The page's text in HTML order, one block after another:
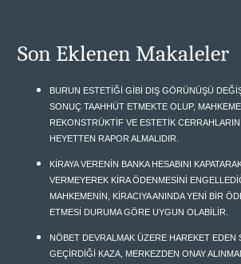
Son Eklenen Makaleler
BURUN ESTETİĞİ GİBİ DIŞ GÖRÜNÜŞÜ
SONUÇ TAAHHÜT ETMEKTE OLUP, MAHKEME
REKONSTRÜKTİF VE ESTETİK
HEYETTEN RAPOR ALMALIDIR.
KİRAYA VERENİN BANKA HESABINI
VERMEYEREK KİRA ÖDENMESİNİ
MAHKEMENİN, KİRACIYA ANINDA YENİ BİR
ETMESİ DURUMA GÖRE UYGUN OLABİLİR.
NÖBET DEVRALMAK ÜZERE HAREKET EDEN
GEÇİRDİĞİ KAZA, MERKEZDEN ONAY